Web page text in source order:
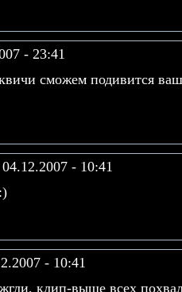
- 23:41
сможем подивится
- 10:41
- 10:41
клип-выше всех